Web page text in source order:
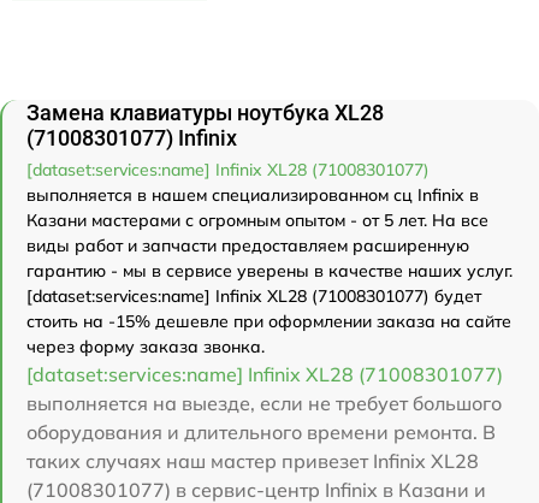
Замена клавиатуры ноутбука XL28
(71008301077) Infinix
[dataset:services:name] Infinix XL28 (71008301077)
выполняется в нашем специализированном сц Infinix в
Казани мастерами с огромным опытом - от 5 лет. На все
виды работ и запчасти предоставляем расширенную
гарантию - мы в сервисе уверены в качестве наших услуг.
[dataset:services:name] Infinix XL28 (71008301077) будет
стоить на -15% дешевле при оформлении заказа на сайте
через форму заказа звонка.
[dataset:services:name] Infinix XL28 (71008301077)
выполняется на выезде, если не требует большого
оборудования и длительного времени ремонта. В
таких случаях наш мастер привезет Infinix XL28
(71008301077) в сервис-центр Infinix в Казани и